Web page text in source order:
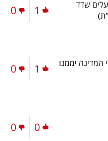
שדד
1
0
המדינה יממנו
1
0
0
0